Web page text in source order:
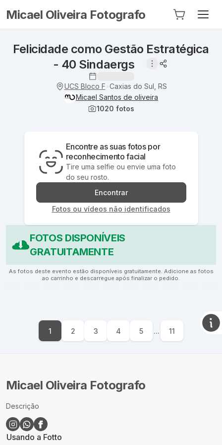
Micael Oliveira Fotografo
Felicidade como Gestão Estratégica
- 40 Sindaergs
UCS Bloco F Caxias do Sul, RS
Micael Santos de oliveira
1020 fotos
Encontre as suas fotos por
reconhecimento facial
Tire uma selfie ou envie uma foto
do seu rosto.
Encontrar
Fotos ou vídeos não identificados
FOTOS DISPONÍVEIS
GRATUITAMENTE
As fotos deste evento estão disponíveis gratuitamente. Adicione as fotos
ao carrinho e descarregue após finalizar o pedido.
1 2 3 4 5 ... 11
Micael Oliveira Fotografo
Descrição
Usando a Fotto